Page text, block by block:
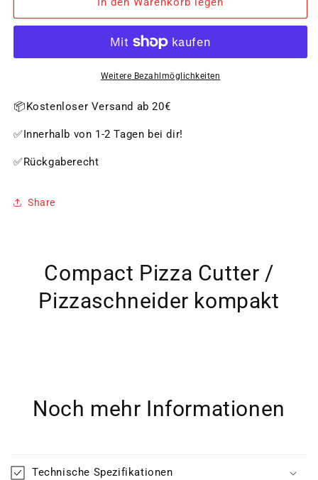
Compact
/
Pizzaschneider
Compact
Cutter
/
Pizzaschneider
Weitere Bezahlmöglichkeiten
📦Kostenloser Versand ab 20€
✅Innerhalb von 1-2 Tagen bei dir!
✅Rückgaberecht
Share
Compact Pizza Cutter /
Pizzaschneider kompakt
Noch mehr Informationen
Technische Spezifikationen